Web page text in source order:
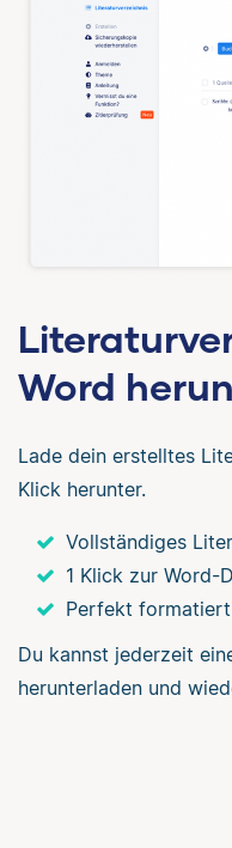
Word
Lade dein erstelltes
Klick herunter.
Vollständiges
1 Klick zur Word-
Perfekt formatiert
Du kannst jederzeit
herunterladen und